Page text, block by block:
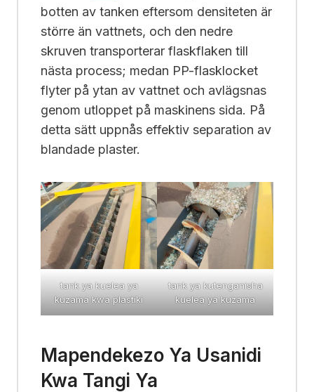
botten av tanken eftersom densiteten är
större än vattnets, och den nedre
skruven transporterar flaskflaken till
nästa process; medan PP-flasklocket
flyter på ytan av vattnet och avlägsnas
genom utloppet på maskinens sida. På
detta sätt uppnås effektiv separation av
blandade plaster.
tank ya kuelea ya
kuzama kwa plastiki
tank ya kutenganisha
kuelea ya kuzama
Mapendekezo Ya Usanidi
Kwa Tangi Ya